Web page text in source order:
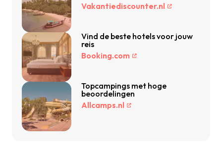
Vakantiediscounter.nl
Vind de beste hotels voor jouw
reis
Booking.com
Topcampings met hoge
beoordelingen
Allcamps.nl